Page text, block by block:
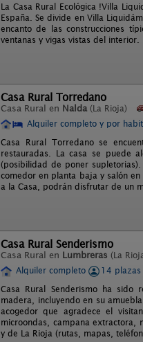
La Casa Rural Ecológica !Villa
España. Se divide en Villa
encanto de las construcciones
ventanas y vigas vistas del
Casa Rural Torredano
Casa Rural en Nalda (La Rioja)
Alquiler completo y por
Casa Rural Torredano se
restauradas. La casa se puede
(posibilidad de poner
comedor en planta baja y salón
a la Casa, podrán disfrutar de un
Casa Rural Senderismo
Casa Rural en Lumbreras (La
Alquiler completo
14 plazas
Casa Rural Senderismo ha sido
madera, incluyendo en su
acogedor que agradece el
microondas, campana extractora,
y de La Rioja (rutas, mapas,